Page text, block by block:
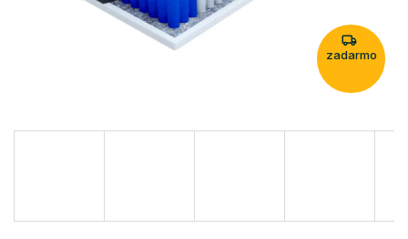
zadarmo